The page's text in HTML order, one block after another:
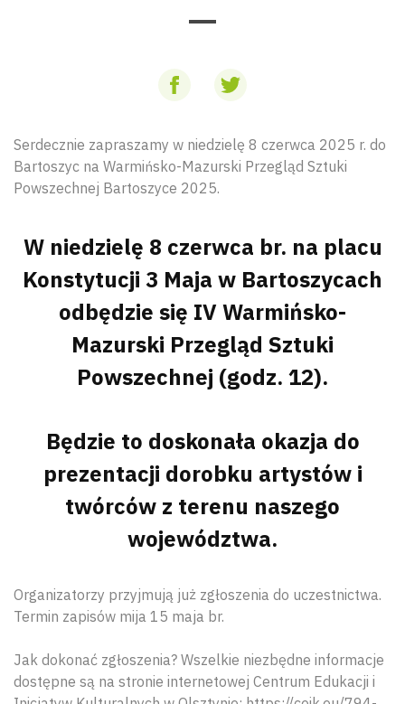
Serdecznie zapraszamy w niedzielę 8 czerwca 2025 r. do
Bartoszyc na Warmińsko-Mazurski Przegląd Sztuki
Powszechnej Bartoszyce 2025.
W niedzielę 8 czerwca br. na placu
Konstytucji 3 Maja w Bartoszycach
odbędzie się IV Warmińsko-
Mazurski Przegląd Sztuki
Powszechnej (godz. 12).
Będzie to doskonała okazja do
prezentacji dorobku artystów i
twórców z terenu naszego
województwa.
Organizatorzy przyjmują już zgłoszenia do uczestnictwa.
Termin zapisów mija 15 maja br.
Jak dokonać zgłoszenia? Wszelkie niezbędne informacje
dostępne są na stronie internetowej Centrum Edukacji i